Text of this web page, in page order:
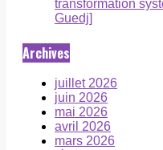
transformation
Guedj]
Archives
juillet 2026
juin 2026
mai 2026
avril 2026
mars 2026